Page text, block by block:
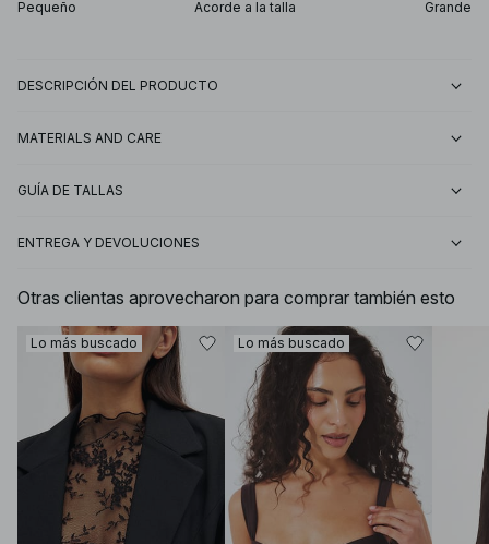
Pequeño Acorde a la talla Grande
DESCRIPCIÓN DEL PRODUCTO
MATERIALS AND CARE
GUÍA DE TALLAS
ENTREGA Y DEVOLUCIONES
Otras clientas aprovecharon para comprar también esto
Lo más buscado Lo más buscado